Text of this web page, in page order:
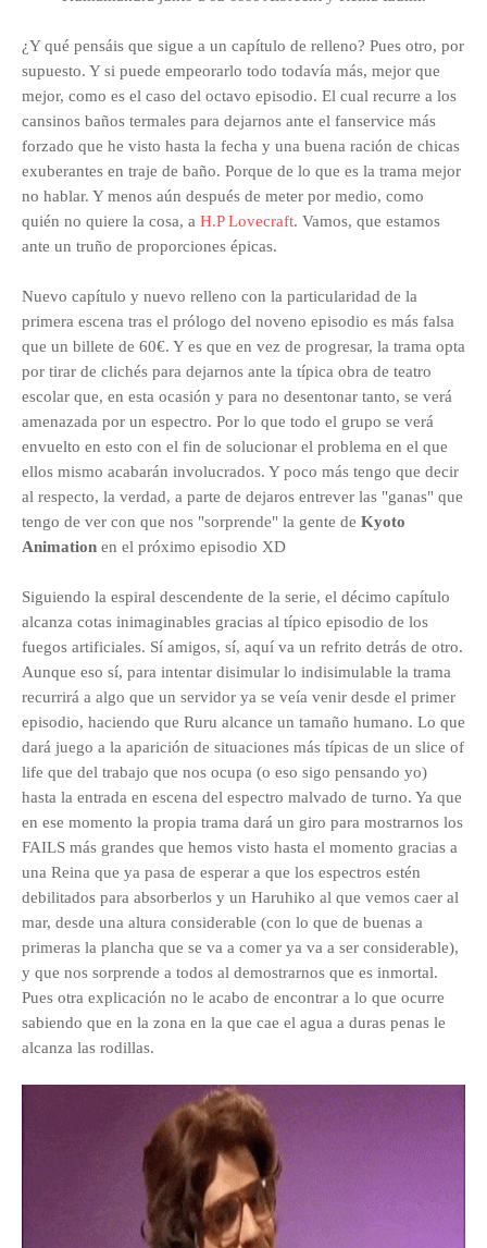
¿Y qué pensáis que sigue a un capítulo de relleno? Pues otro, por
supuesto. Y si puede empeorarlo todo todavía más, mejor que
mejor, como es el caso del octavo episodio. El cual recurre a los
cansinos baños termales para dejarnos ante el fanservice más
forzado que he visto hasta la fecha y una buena ración de chicas
exuberantes en traje de baño. Porque de lo que es la trama mejor
no hablar. Y menos aún después de meter por medio, como
quién no quiere la cosa, a H.P Lovecraft. Vamos, que estamos
ante un truño de proporciones épicas.
Nuevo capítulo y nuevo relleno con la particularidad de la
primera escena tras el prólogo del noveno episodio es más falsa
que un billete de 60€. Y es que en vez de progresar, la trama opta
por tirar de clichés para dejarnos ante la típica obra de teatro
escolar que, en esta ocasión y para no desentonar tanto, se verá
amenazada por un espectro. Por lo que todo el grupo se verá
envuelto en esto con el fin de solucionar el problema en el que
ellos mismo acabarán involucrados. Y poco más tengo que decir
al respecto, la verdad, a parte de dejaros entrever las "ganas" que
tengo de ver con que nos "sorprende" la gente de Kyoto
Animation en el próximo episodio XD
Siguiendo la espiral descendente de la serie, el décimo capítulo
alcanza cotas inimaginables gracias al típico episodio de los
fuegos artificiales. Sí amigos, sí, aquí va un refrito detrás de otro.
Aunque eso sí, para intentar disimular lo indisimulable la trama
recurrirá a algo que un servidor ya se veía venir desde el primer
episodio, haciendo que Ruru alcance un tamaño humano. Lo que
dará juego a la aparición de situaciones más típicas de un slice of
life que del trabajo que nos ocupa (o eso sigo pensando yo)
hasta la entrada en escena del espectro malvado de turno. Ya que
en ese momento la propia trama dará un giro para mostrarnos los
FAILS más grandes que hemos visto hasta el momento gracias a
una Reina que ya pasa de esperar a que los espectros estén
debilitados para absorberlos y un Haruhiko al que vemos caer al
mar, desde una altura considerable (con lo que de buenas a
primeras la plancha que se va a comer ya va a ser considerable),
y que nos sorprende a todos al demostrarnos que es inmortal.
Pues otra explicación no le acabo de encontrar a lo que ocurre
sabiendo que en la zona en la que cae el agua a duras penas le
alcanza las rodillas.